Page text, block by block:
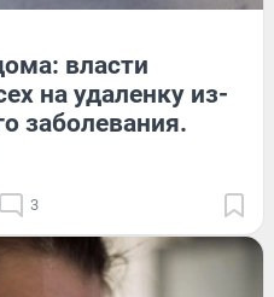
власти
на удаленку из-
заболевания.
3